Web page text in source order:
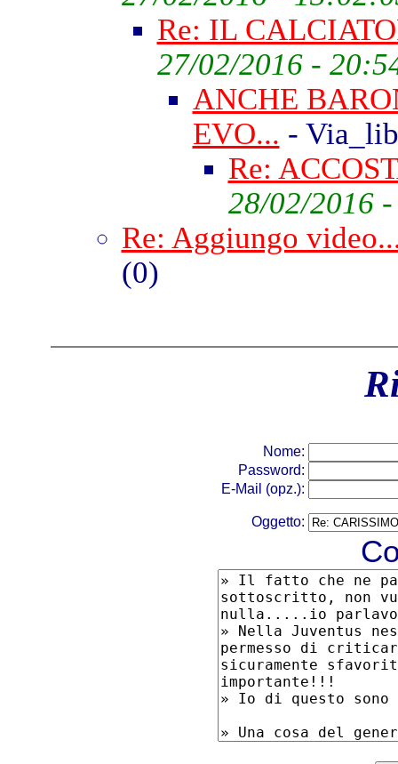
Re: IL
27/02/2016 -
ANCHE
EVO... -
Re:
28/02/2016
Re: Aggiungo
(0)
Nome:
Password:
E-Mail (opz.):
Oggetto: